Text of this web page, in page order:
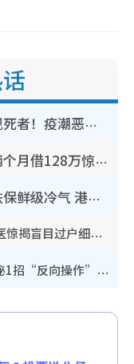
夺命寄生虫｜食生菜狂泻首现死者！疫潮恶化录1.8万宗病例 揭洗菜3大谬误
银行高管恋上水疗女技师！两个月借128万惊觉“沉船”沉落火海 揭背后疑似邪教操控卖淫
内地客夸港人不识老！揭港铁保鲜级冷气 港人求放过：别投诉
牙线棒乱用随时越清越糟糕！牙医惊揭盲目过户细菌恐致蛀牙：这种才是日常真保养
WhatsApp预设贴图怎么删？揭秘1招“反向操作”还原简洁界面 附3步实测教程